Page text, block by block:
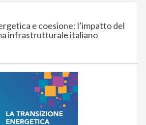
e coesione: l’impatto del
infrastrutturale italiano